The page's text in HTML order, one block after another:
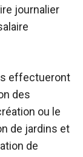
journalier
effectueront
des
ou le
de jardins et
de